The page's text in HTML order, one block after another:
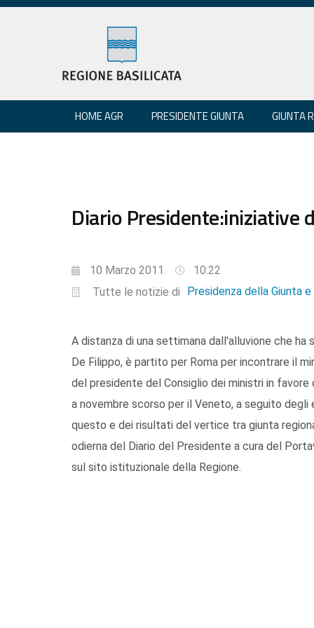
HOME AGR PRESIDENTE GIUNTA GIUNTA
Diario Presidente:iniziative
10 Marzo 2011
10:22
Tutte le notizie di
Presidenza della Giunta
A distanza di una settimana dall'alluvione che
De Filippo, è partito per Roma per incontrare il
del presidente del Consiglio dei ministri in
a novembre scorso per il Veneto, a seguito
questo e dei risultati del vertice tra giunta
odierna del Diario del Presidente a cura del
sul sito istituzionale della Regione.